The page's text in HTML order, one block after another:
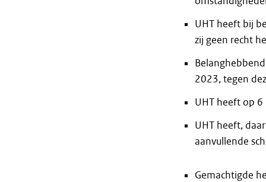
UHT heeft bij
zij geen recht
2023, tegen
UHT heeft op
UHT heeft,
aanvullende
Gemachtigde